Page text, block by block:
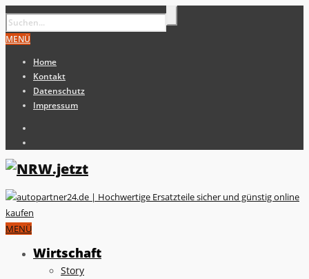
MENÜ
Home
Kontakt
Datenschutz
Impressum
MENÜ
Wirtschaft
Story